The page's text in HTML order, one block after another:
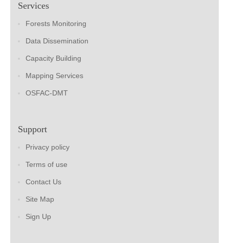
Services
Forests Monitoring
Data Dissemination
Capacity Building
Mapping Services
OSFAC-DMT
Support
Privacy policy
Terms of use
Contact Us
Site Map
Sign Up